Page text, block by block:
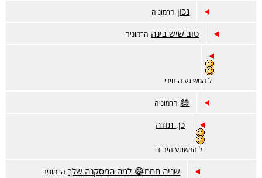
נכון הרמוניה
טוב שיש בינה הרמוניה
ל המשוגע היחידי
😅 הרמוניה
כן, תודה
ל המשוגע היחידי
שניה חחח😂 למה המסקנה שלך הרמוניה